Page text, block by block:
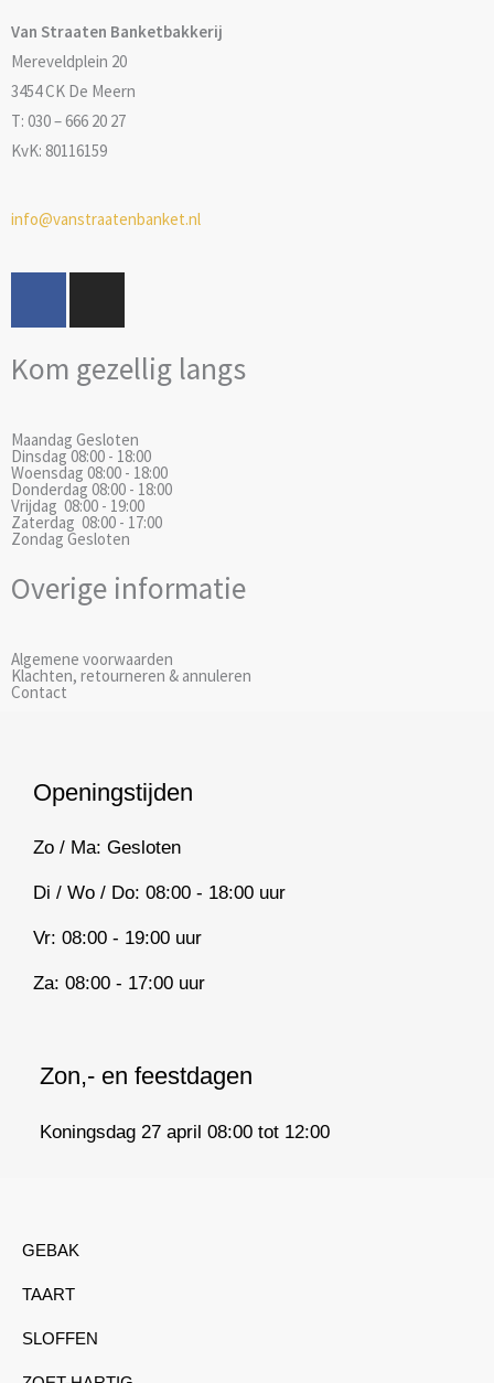
Van Straaten Banketbakkerij
Mereveldplein 20
3454 CK De Meern
T: 030 – 666 20 27
KvK: 80116159
info@vanstraatenbanket.nl
F
c
e
o
k
I
s
t
r
a
m
Kom gezellig langs
Maandag Gesloten
Dinsdag08:00 - 18:00
Woensdag 08:00 - 18:00
Donderdag 08:00 - 18:00
Vrijdag 08:00 - 19:00
Zaterdag 08:00 - 17:00
Zondag Gesloten
Overige informatie
Algemene voorwaarden
Klachten, retourneren & annuleren
Contact
Openingstijden
Zo / Ma: Gesloten
Di / Wo / Do: 08:00 - 18:00 uur
Vr: 08:00 - 19:00 uur
Za: 08:00 - 17:00 uur
Zon,- en feestdagen
Koningsdag 27 april 08:00 tot 12:00
GEBAK
TAART
SLOFFEN